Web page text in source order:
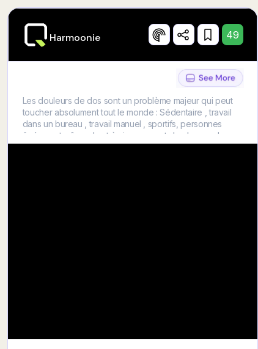
Harmoonie 49
Les douleurs de dos sont un problème majeur qui peut
toucher absolument tout le monde : Sédentaire , travail
dans un bureau , travail manuel , sportifs, personnes
âgées , et même des très jeunes sont de plus en plus
touchés par ce fléau . Dès que tu as mal au dos , tu as